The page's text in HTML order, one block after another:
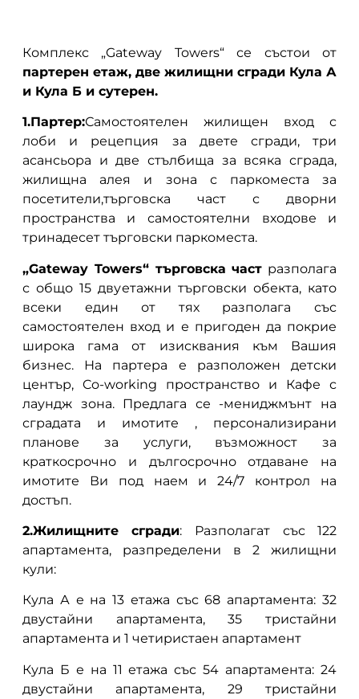
Комплекс „Gateway Towers“ се състои от
партерен етаж, две жилищни сгради Кула А
и Кула Б и сутерен.
1.Партер:Самостоятелен жилищен вход с
лоби и рецепция за двете сгради, три
асансьора и две стълбища за всяка сграда,
жилищна алея и зона с паркоместа за
посетители,търговска част с дворни
пространства и самостоятелни входове и
тринадесет търговски паркоместа.
„Gateway Towers“ търговска част разполага
с общо 15 двуетажни търговски обекта, като
всеки един от тях разполага със
самостоятелен вход и е пригоден да покрие
широка гама от изисквания към Вашия
бизнес. На партера е разположен детски
център, Co-working пространство и Кафе с
лаундж зона. Предлага се -мениджмънт на
сградата и имотите , персонализирани
планове за услуги, възможност за
краткосрочно и дългосрочно отдаване на
имотите Ви под наем и 24/7 контрол на
достъп.
2.Жилищните сгради: Разполагат със 122
апартамента, разпределени в 2 жилищни
кули:
Кула А е на 13 етажа със 68 апартамента: 32
двустайни апартамента, 35 тристайни
апартамента и 1 четиристаен апартамент
Кула Б е на 11 етажа със 54 апартамента: 24
двустайни апартамента, 29 тристайни